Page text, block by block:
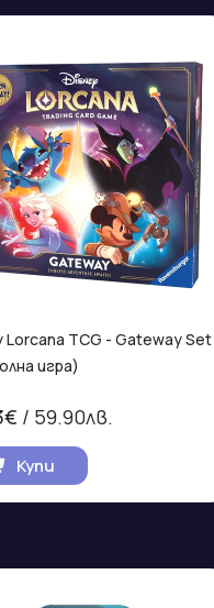
Lorcana TCG - Gateway Set
игра)
/ 59.90лв.
Купи